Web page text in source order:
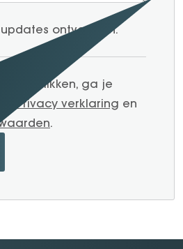
ontvangen.
te klikken, ga je
Privacy verklaring en
.